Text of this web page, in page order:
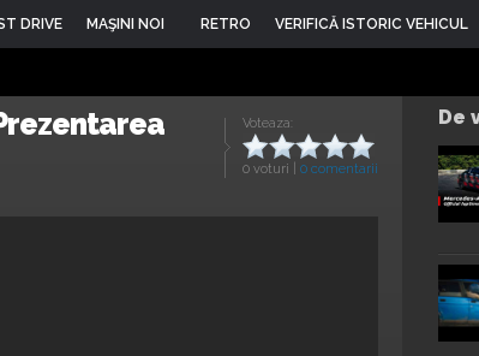
DRIVE MAŞINI NOI RETRO VERIFICĂ ISTORIC VEHICUL
Voteaza:
0 voturi 0 comentarii
De